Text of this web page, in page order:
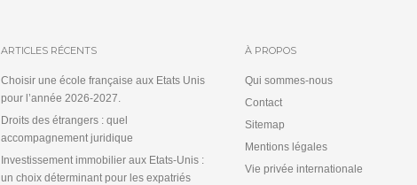
ARTICLES RÉCENTS
Choisir une école française aux Etats Unis
pour l’année 2026-2027.
Droits des étrangers : quel
accompagnement juridique
Investissement immobilier aux Etats-Unis :
un choix déterminant pour les expatriés
À PROPOS
Qui sommes-nous
Contact
Sitemap
Mentions légales
Vie privée internationale